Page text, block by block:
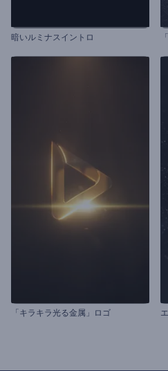
暗いルミナスイントロ
「キラキラ光る金属」ロゴ